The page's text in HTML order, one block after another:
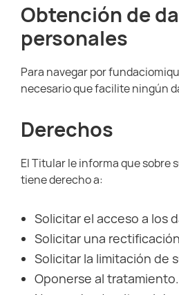
Obtención de
personales
Para navegar por
necesario que facilite ningún
Derechos
El Titular le informa que sobre
tiene derecho a:
Solicitar el acceso a los
Solicitar una
Solicitar la limitación de
Oponerse al tratamiento.